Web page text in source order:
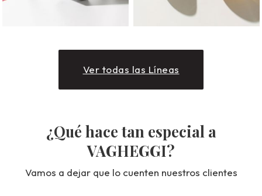
Ver todas las Líneas
¿Qué hace tan especial a
VAGHEGGI?
Vamos a dejar que lo cuenten nuestros clientes